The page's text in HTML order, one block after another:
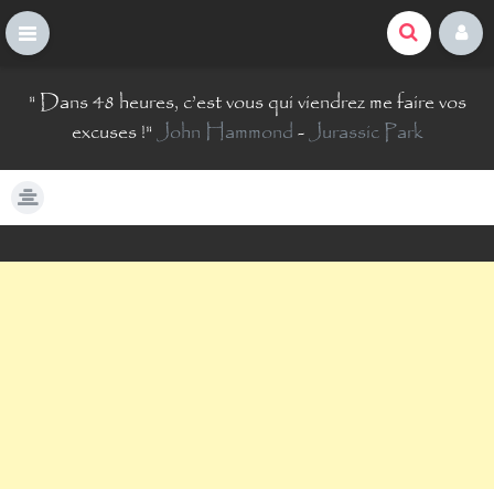
t
n
" Dans 48 heures, c’est vous qui viendrez me faire vos
excuses !"John Hammond-Jurassic Park